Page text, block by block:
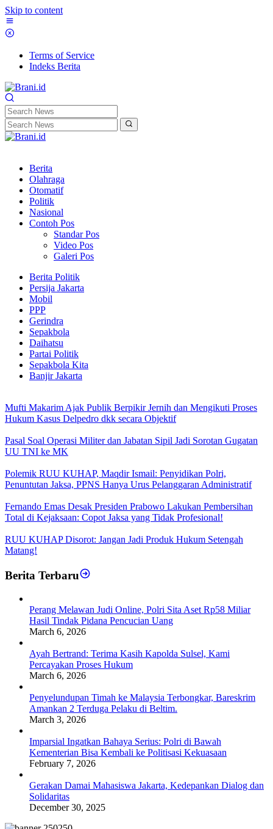
Skip to content
Terms of Service
Indeks Berita
Berita
Olahraga
Otomatif
Politik
Nasional
Contoh Pos
Standar Pos
Video Pos
Galeri Pos
Berita Politik
Persija Jakarta
Mobil
PPP
Gerindra
Sepakbola
Daihatsu
Partai Politik
Sepakbola Kita
Banjir Jakarta
Mufti Makarim Ajak Publik Berpikir Jernih dan Mengikuti Proses
Hukum Kasus Delpedro dkk secara Objektif
Pasal Soal Operasi Militer dan Jabatan Sipil Jadi Sorotan Gugatan
UU TNI ke MK
Polemik RUU KUHAP, Maqdir Ismail: Penyidikan Polri,
Penuntutan Jaksa, PPNS Hanya Urus Pelanggaran Administratif
Fernando Emas Desak Presiden Prabowo Lakukan Pembersihan
Total di Kejaksaan: Copot Jaksa yang Tidak Profesional!
RUU KUHAP Disorot: Jangan Jadi Produk Hukum Setengah
Matang!
Berita Terbaru
Perang Melawan Judi Online, Polri Sita Aset Rp58 Miliar
Hasil Tindak Pidana Pencucian Uang
March 6, 2026
Ayah Bertrand: Terima Kasih Kapolda Sulsel, Kami
Percayakan Proses Hukum
March 6, 2026
Penyelundupan Timah ke Malaysia Terbongkar, Bareskrim
Amankan 2 Terduga Pelaku di Beltim.
March 3, 2026
Imparsial Ingatkan Bahaya Serius: Polri di Bawah
Kementerian Bisa Kembali ke Politisasi Kekuasaan
February 7, 2026
Gerakan Damai Mahasiswa Jakarta, Kedepankan Dialog dan
Solidaritas
December 30, 2025